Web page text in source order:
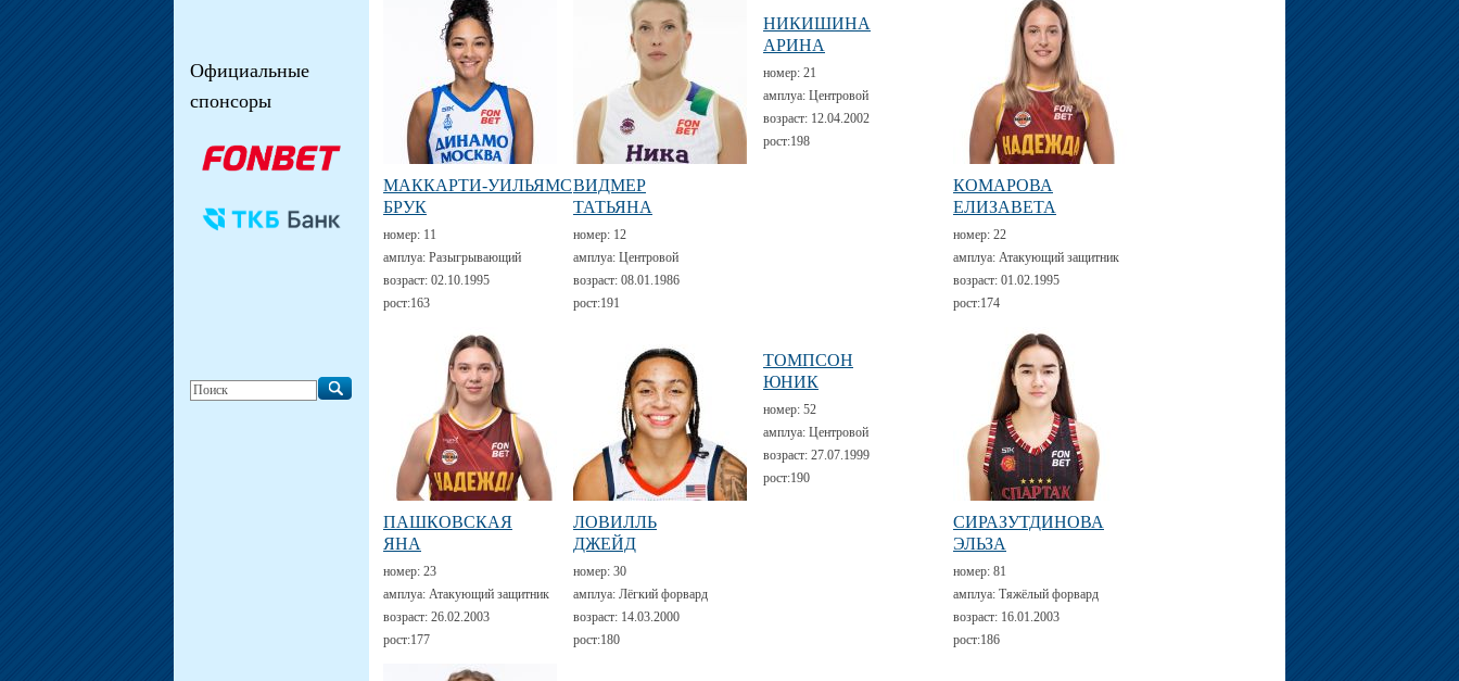
МАККАРТИ-УИЛЬЯМС
БРУК
номер: 11
амплуа: Разыгрывающий
возраст: 02.10.1995
рост:163
ВИДМЕР
ТАТЬЯНА
номер: 12
амплуа: Центровой
возраст: 08.01.1986
рост:191
НИКИШИНА
АРИНА
номер: 21
амплуа: Центровой
возраст: 12.04.2002
рост:198
КОМАРОВА
ЕЛИЗАВЕТА
номер: 22
амплуа: Атакующий защитник
возраст: 01.02.1995
рост:174
ПАШКОВСКАЯ
ЯНА
номер: 23
амплуа: Атакующий защитник
возраст: 26.02.2003
рост:177
ЛОВИЛЛЬ
ДЖЕЙД
номер: 30
амплуа: Лёгкий форвард
возраст: 14.03.2000
рост:180
ТОМПСОН
ЮНИК
номер: 52
амплуа: Центровой
возраст: 27.07.1999
рост:190
СИРАЗУТДИНОВА
ЭЛЬЗА
номер: 81
амплуа: Тяжёлый форвард
возраст: 16.01.2003
рост:186
Официальные
спонсоры